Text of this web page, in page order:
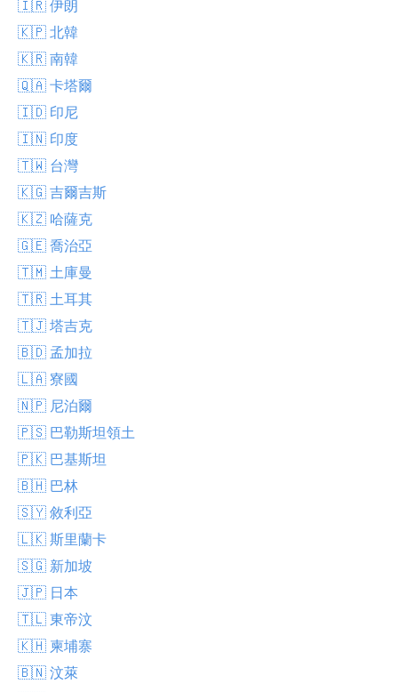
🇮🇷 伊朗
🇰🇵 北韓
🇰🇷 南韓
🇶🇦 卡塔爾
🇮🇩 印尼
🇮🇳 印度
🇹🇼 台灣
🇰🇬 吉爾吉斯
🇰🇿 哈薩克
🇬🇪 喬治亞
🇹🇲 土庫曼
🇹🇷 土耳其
🇹🇯 塔吉克
🇧🇩 孟加拉
🇱🇦 寮國
🇳🇵 尼泊爾
🇵🇸 巴勒斯坦領土
🇵🇰 巴基斯坦
🇧🇭 巴林
🇸🇾 敘利亞
🇱🇰 斯里蘭卡
🇸🇬 新加坡
🇯🇵 日本
🇹🇱 東帝汶
🇰🇭 柬埔寨
🇧🇳 汶萊